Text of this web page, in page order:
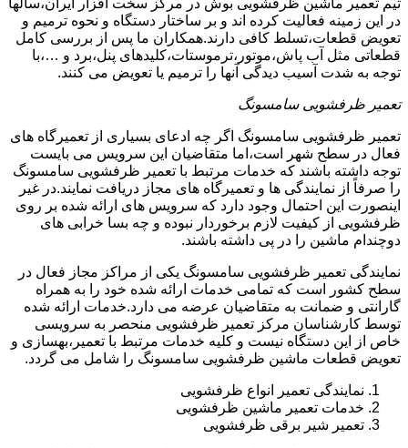
تیم تعمیر ماشین ظرفشویی بوش در مرکز سخت افزار ایران،سالها
در این زمینه فعالیت کرده اند و بر ساختار دستگاه و نحوه ترمیم و
تعویض قطعات،تسلط کافی دارند.همکاران ما پس از بررسی کامل
قطعاتی مثل آب پاش،موتور،ترموستات،کلیدهای پنل،برد و …،با
توجه به شدت آسیب دیدگی آنها را ترمیم یا تعویض می کنند.
تعمیر ظرفشویی سامسونگ
تعمیر ظرفشویی سامسونگ اگر چه ادعای بسیاری از تعمیرگاه های
فعال در سطح شهر است،اما متقاضیان این سرویس می بایست
توجه داشته باشند که خدمات مرتبط با تعمیر ظرفشویی سامسونگ
را صرفاً از نمایندگی ها و تعمیرگاه های مجاز دریافت نمایند.در غیر
اینصورت این احتمال وجود دارد که سرویس های ارائه شده بر روی
ظرفشویی از کیفیت لازم برخوردار نبوده و چه بسا خرابی های
دوچندام ماشین را در پی داشته باشند.
نمایندگی تعمیر ظرفشویی سامسونگ یکی از مراکز مجاز فعال در
سطح کشور است که تمامی خدمات ارائه شده خود را به همراه
گارانتی و ضمانت به متقاضیان عرضه می دارد.خدمات ارائه شده
توسط کارشناسان مرکز تعمیر ظرفشویی منحصر به سرویسی
خاص از این دستگاه نیست و کلیه خدمات مرتبط با تعمیر،بهسازی و
تعویض قطعات ماشین ظرفشویی سامسونگ را شامل می گردد.
نمایندگی تعمیر انواع ظرفشویی
خدمات تعمیر ماشین ظرفشویی
تعمیر شیر برقی ظرفشویی